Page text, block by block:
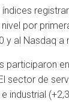
índices
por
y al Nasdaq
participaron
sector de
industrial